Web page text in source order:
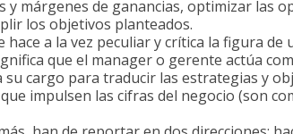
y márgenes de ganancias, optimizar las
los objetivos planteados.
hace a la vez peculiar y crítica la figura
que el manager o gerente actúa
su cargo para traducir las estrategias y
impulsen las cifras del negocio (son